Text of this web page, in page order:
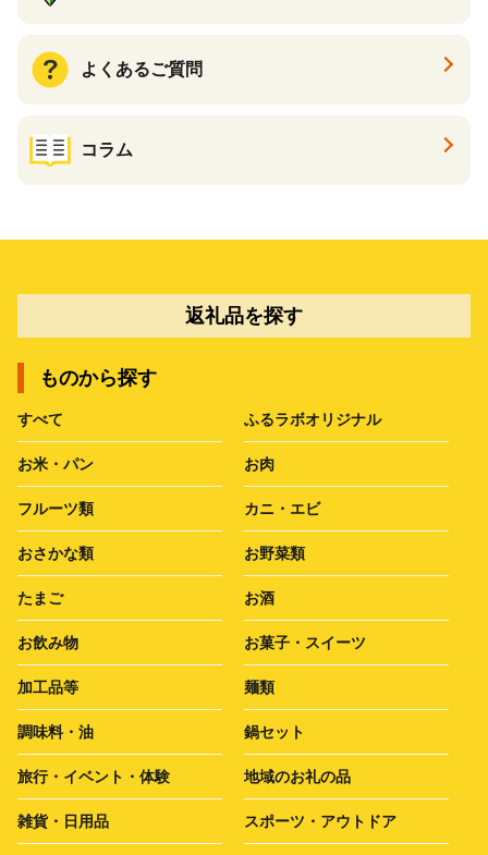
よくあるご質問
コラム
返礼品を探す
ものから探す
すべて ふるラボオリジナル
お米・パン お肉
フルーツ類 カニ・エビ
おさかな類 お野菜類
たまご お酒
お飲み物 お菓子・スイーツ
加工品等 麺類
調味料・油 鍋セット
旅行・イベント・体験 地域のお礼の品
雑貨・日用品 スポーツ・アウトドア